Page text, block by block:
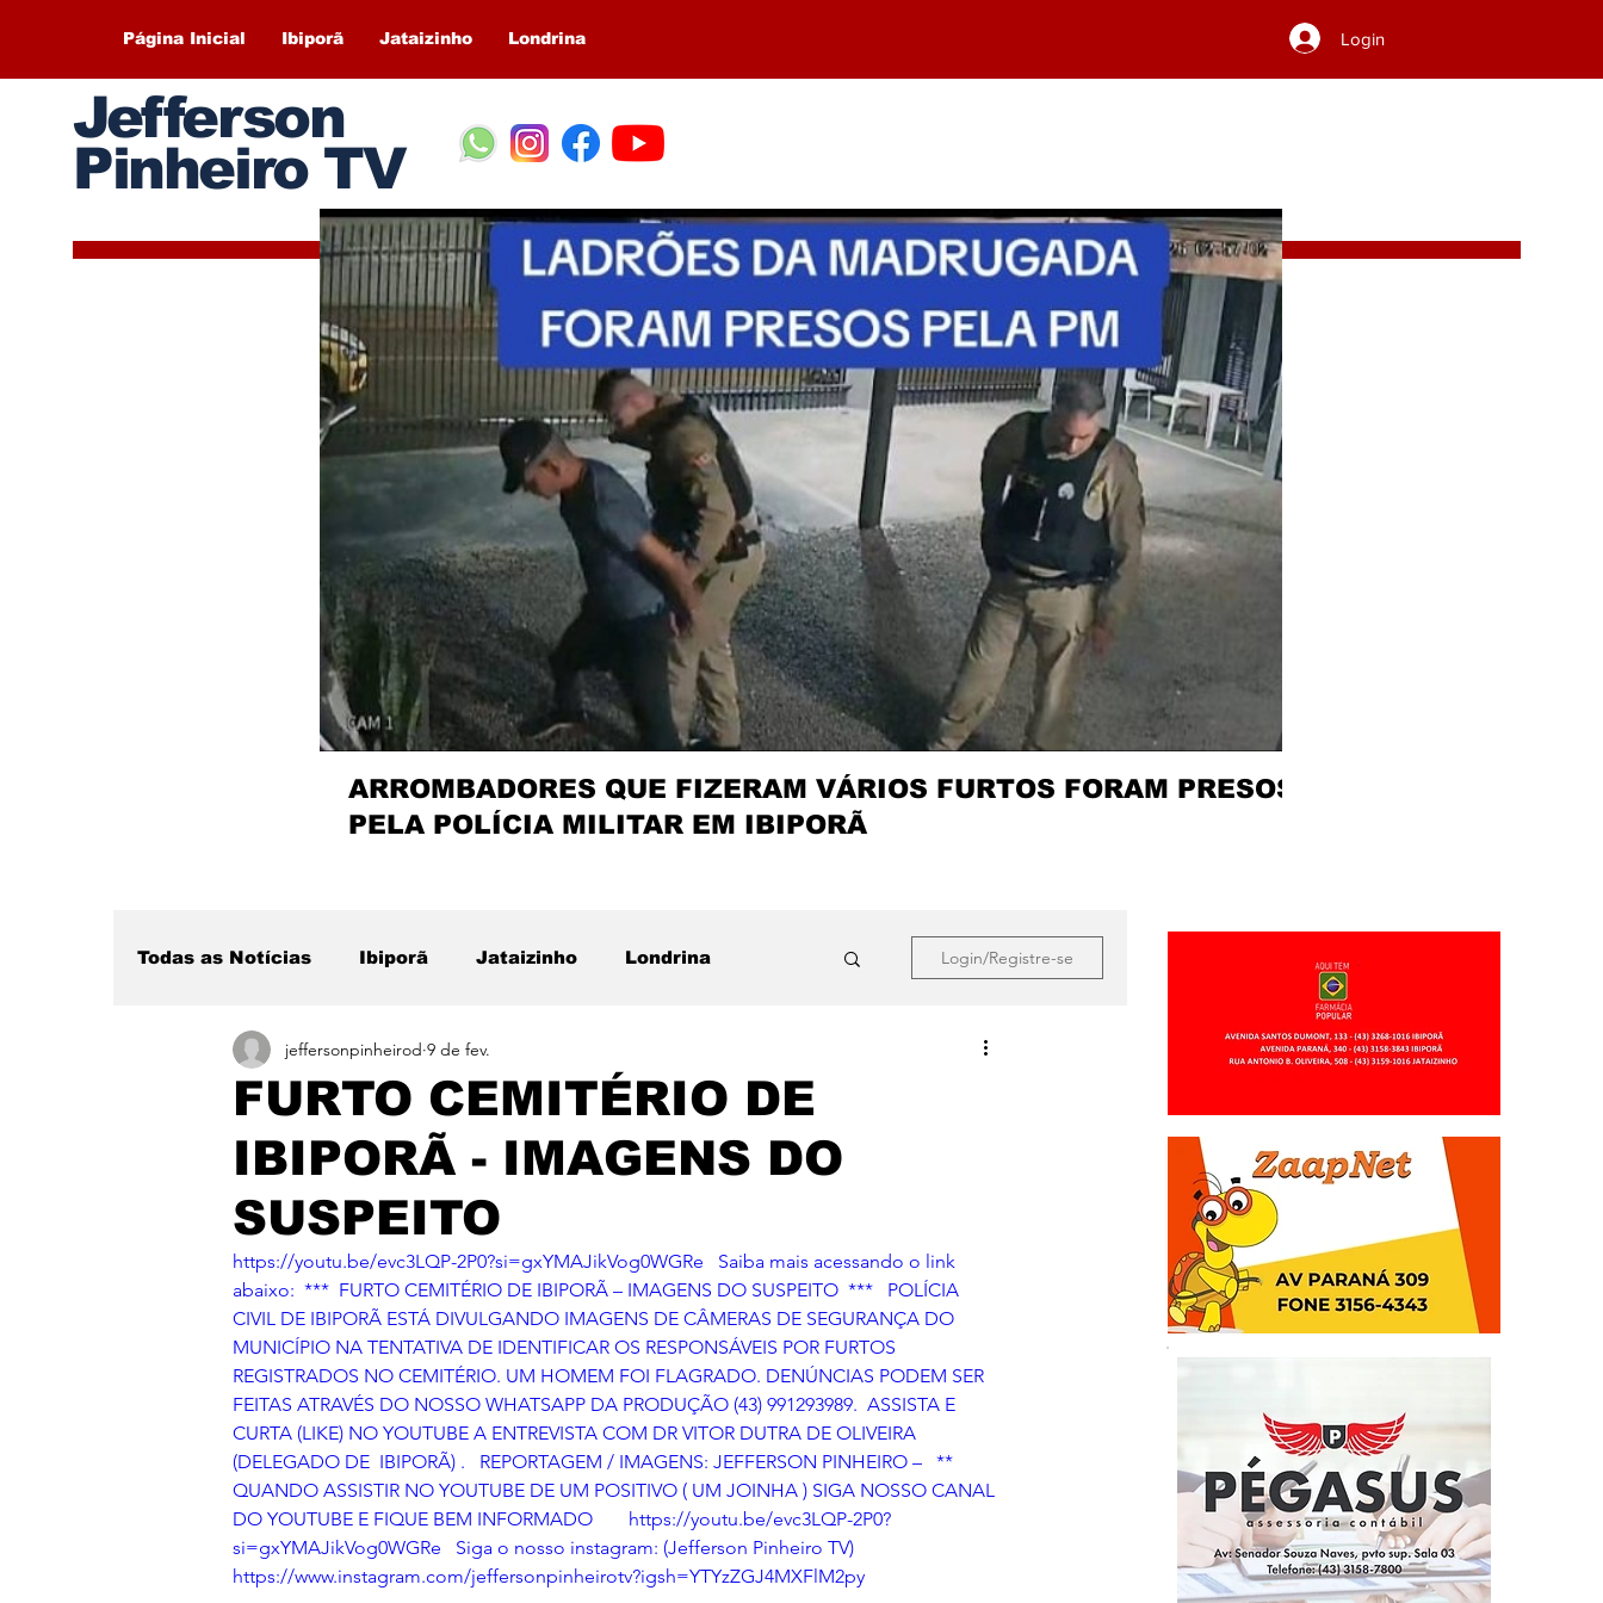
Página Inicial Ibiporã Jataizinho Londrina Login
Jefferson
Pinheiro TV
ARROMBADORES QUE FIZERAM VÁRIOS FURTOS FORAM PRESOS
PELA POLÍCIA MILITAR EM IBIPORÃ
Todas as Notícias Ibiporã Jataizinho Londrina
Região Sertanópolis Destaque
Login/Registre-se
FURTO CEMITÉRIO DE
IBIPORÃ - IMAGENS DO
SUSPEITO
jeffersonpinheirod 9 de fev.
https://youtu.be/evc3LQP-2P0?si=gxYMAJikVog0WGRe   Saiba mais acessando o link
abaixo:  ***  FURTO CEMITÉRIO DE IBIPORÃ – IMAGENS DO SUSPEITO  ***   POLÍCIA
CIVIL DE IBIPORÃ ESTÁ DIVULGANDO IMAGENS DE CÂMERAS DE SEGURANÇA DO
MUNICÍPIO NA TENTATIVA DE IDENTIFICAR OS RESPONSÁVEIS POR FURTOS
REGISTRADOS NO CEMITÉRIO. UM HOMEM FOI FLAGRADO. DENÚNCIAS PODEM SER
FEITAS ATRAVÉS DO NOSSO WHATSAPP DA PRODUÇÃO (43) 991293989.  ASSISTA E
CURTA (LIKE) NO YOUTUBE A ENTREVISTA COM DR VITOR DUTRA DE OLIVEIRA
(DELEGADO DE  IBIPORÃ) .   REPORTAGEM / IMAGENS: JEFFERSON PINHEIRO –   **
QUANDO ASSISTIR NO YOUTUBE DE UM POSITIVO ( UM JOINHA ) SIGA NOSSO CANAL
DO YOUTUBE E FIQUE BEM INFORMADO	   https://youtu.be/evc3LQP-2P0?
si=gxYMAJikVog0WGRe   Siga o nosso instagram: (Jefferson Pinheiro TV)
https://www.instagram.com/jeffersonpinheirotv?igsh=YTYzZGJ4MXFlM2py